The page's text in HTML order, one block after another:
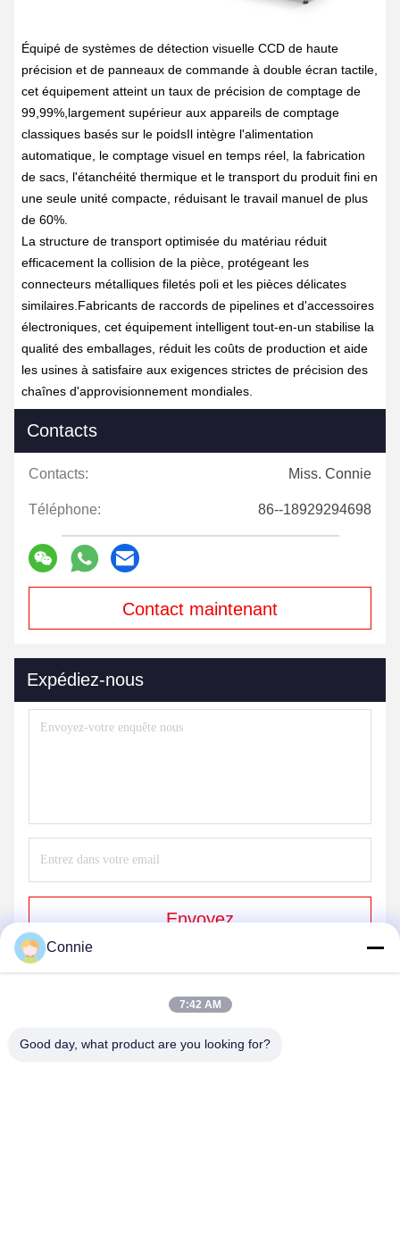
Équipé de systèmes de détection visuelle CCD de haute
précision et de panneaux de commande à double écran tactile,
cet équipement atteint un taux de précision de comptage de
99,99%,largement supérieur aux appareils de comptage
classiques basés sur le poidsIl intègre l'alimentation
automatique, le comptage visuel en temps réel, la fabrication
de sacs, l'étanchéité thermique et le transport du produit fini en
une seule unité compacte, réduisant le travail manuel de plus
de 60%.
La structure de transport optimisée du matériau réduit
efficacement la collision de la pièce, protégeant les
connecteurs métalliques filetés poli et les pièces délicates
similaires.Fabricants de raccords de pipelines et d'accessoires
électroniques, cet équipement intelligent tout-en-un stabilise la
qualité des emballages, réduit les coûts de production et aide
les usines à satisfaire aux exigences strictes de précision des
chaînes d'approvisionnement mondiales.
Contacts
Contacts: Miss. Connie
Téléphone: 86--18929294698
Contact maintenant
Expédiez-nous
Envoyez
Connie
7:42 AM
Good day, what product are you looking for?